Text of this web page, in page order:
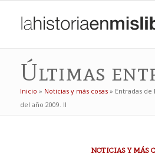
Últimas
Inicio » Noticias y más cosas» Entradas
del año 2009. II
NOTICIAS Y MÁS